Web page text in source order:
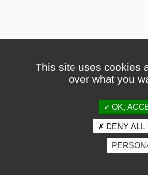
This site uses cookies
over what you
OK,
DENY ALL